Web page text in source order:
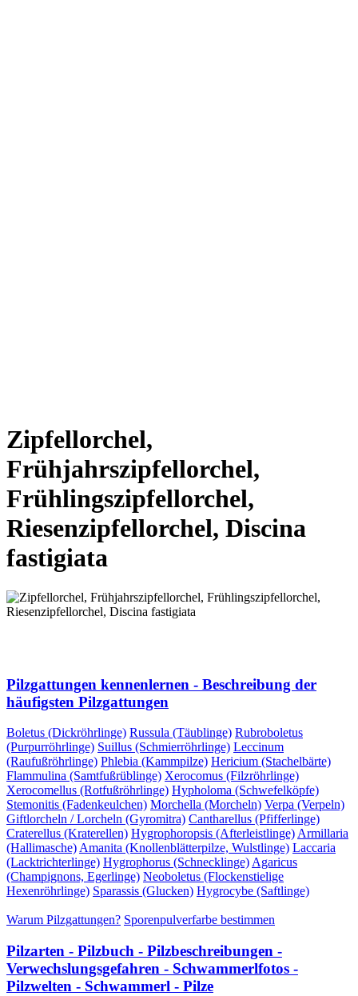
Zipfellorchel,
Frühjahrszipfellorchel,
Frühlingszipfellorchel,
Riesenzipfellorchel, Discina
fastigiata
Pilzgattungen kennenlernen - Beschreibung der
häufigsten Pilzgattungen
Boletus (Dickröhrlinge) Russula (Täublinge) Rubroboletus
(Purpurröhrlinge) Suillus (Schmierröhrlinge) Leccinum
(Raufußröhrlinge) Phlebia (Kammpilze) Hericium (Stachelbärte)
Flammulina (Samtfußrüblinge) Xerocomus (Filzröhrlinge)
Xerocomellus (Rotfußröhrlinge) Hypholoma (Schwefelköpfe)
Stemonitis (Fadenkeulchen) Morchella (Morcheln) Verpa (Verpeln)
Giftlorcheln / Lorcheln (Gyromitra) Cantharellus (Pfifferlinge)
Craterellus (Kraterellen) Hygrophoropsis (Afterleistlinge) Armillaria
(Hallimasche) Amanita (Knollenblätterpilze, Wulstlinge) Laccaria
(Lacktrichterlinge) Hygrophorus (Schnecklinge) Agaricus
(Champignons, Egerlinge) Neoboletus (Flockenstielige
Hexenröhrlinge) Sparassis (Glucken) Hygrocybe (Saftlinge)
Warum Pilzgattungen? Sporenpulverfarbe bestimmen
Pilzarten - Pilzbuch - Pilzbeschreibungen -
Verwechslungsgefahren - Schwammerlfotos -
Pilzwelten - Schwammerl - Pilze